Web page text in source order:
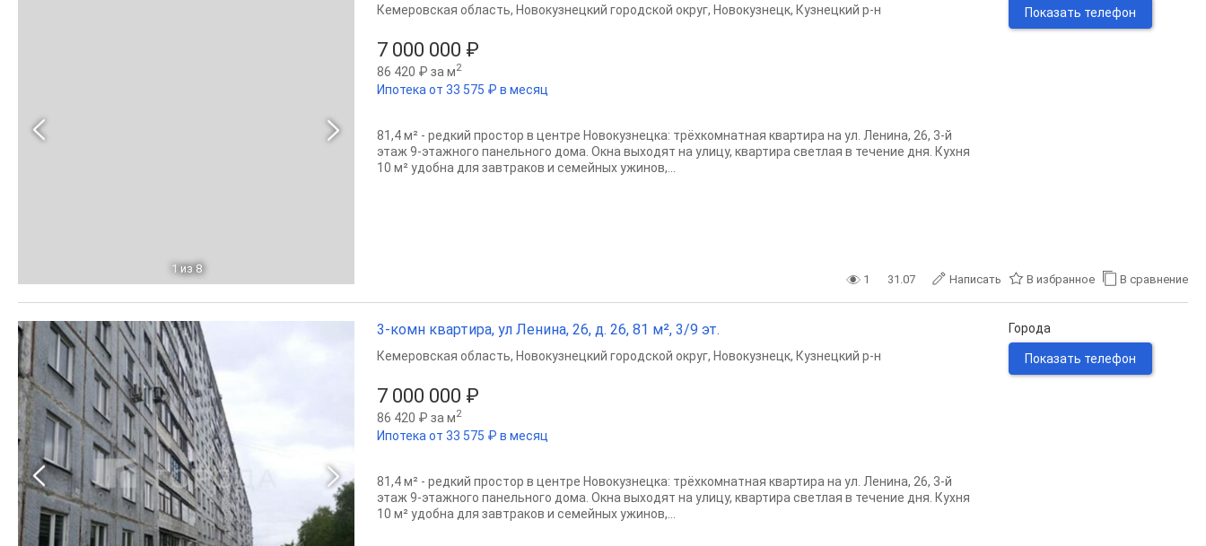
1 из 8
7 000 000 ₽
86 420 ₽ за м2
Ипотека от 33 575 ₽ в месяц
Кемеровская область, Новокузнецкий городской округ, Новокузнецк, Кузнецкий р-н
81,4 м² - редкий простор в центре Новокузнецка: трёхкомнатная квартира на ул. Ленина, 26, 3-й
этаж 9-этажного панельного дома. Окна выходят на улицу, квартира светлая в течение дня. Кухня
10 м² удобна для завтраков и семейных ужинов,...
Показать телефон
1 31.07 Написать В избранное В сравнение
3-комн квартира, ул Ленина, 26, д. 26, 81 м², 3/9 эт.
7 000 000 ₽
86 420 ₽ за м2
Ипотека от 33 575 ₽ в месяц
Кемеровская область, Новокузнецкий городской округ, Новокузнецк, Кузнецкий р-н
81,4 м² - редкий простор в центре Новокузнецка: трёхкомнатная квартира на ул. Ленина, 26, 3-й
этаж 9-этажного панельного дома. Окна выходят на улицу, квартира светлая в течение дня. Кухня
10 м² удобна для завтраков и семейных ужинов,...
Города
Показать телефон